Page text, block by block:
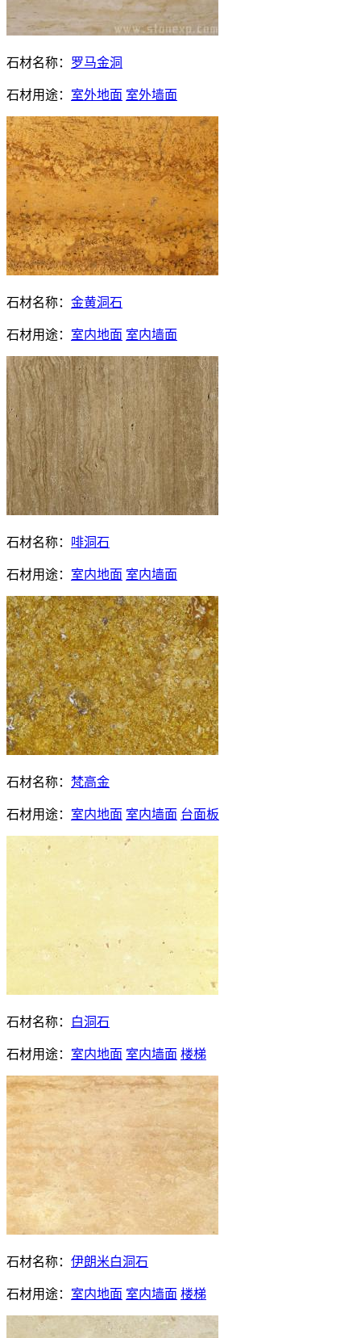
石材名称： 罗马金洞
石材用途： 室外地面 室外墙面
石材名称： 金黄洞石
石材用途： 室内地面 室内墙面
石材名称： 啡洞石
石材用途： 室内地面 室内墙面
石材名称： 梵高金
石材用途： 室内地面 室内墙面 台面板
石材名称： 白洞石
石材用途： 室内地面 室内墙面 楼梯
石材名称： 伊朗米白洞石
石材用途： 室内地面 室内墙面 楼梯